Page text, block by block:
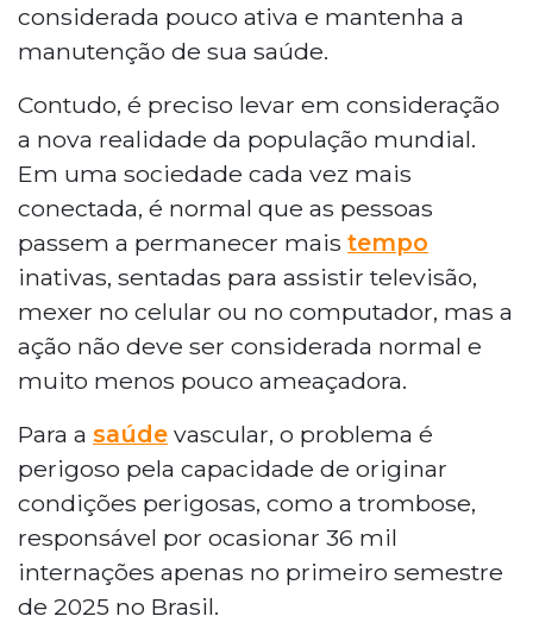
considerada pouco ativa e mantenha a
manutenção de sua saúde.
Contudo, é preciso levar em consideração
a nova realidade da população mundial.
Em uma sociedade cada vez mais
conectada, é normal que as pessoas
passem a permanecer mais tempo
inativas, sentadas para assistir televisão,
mexer no celular ou no computador, mas a
ação não deve ser considerada normal e
muito menos pouco ameaçadora.
Para a saúde vascular, o problema é
perigoso pela capacidade de originar
condições perigosas, como a trombose,
responsável por ocasionar 36 mil
internações apenas no primeiro semestre
de 2025 no Brasil.